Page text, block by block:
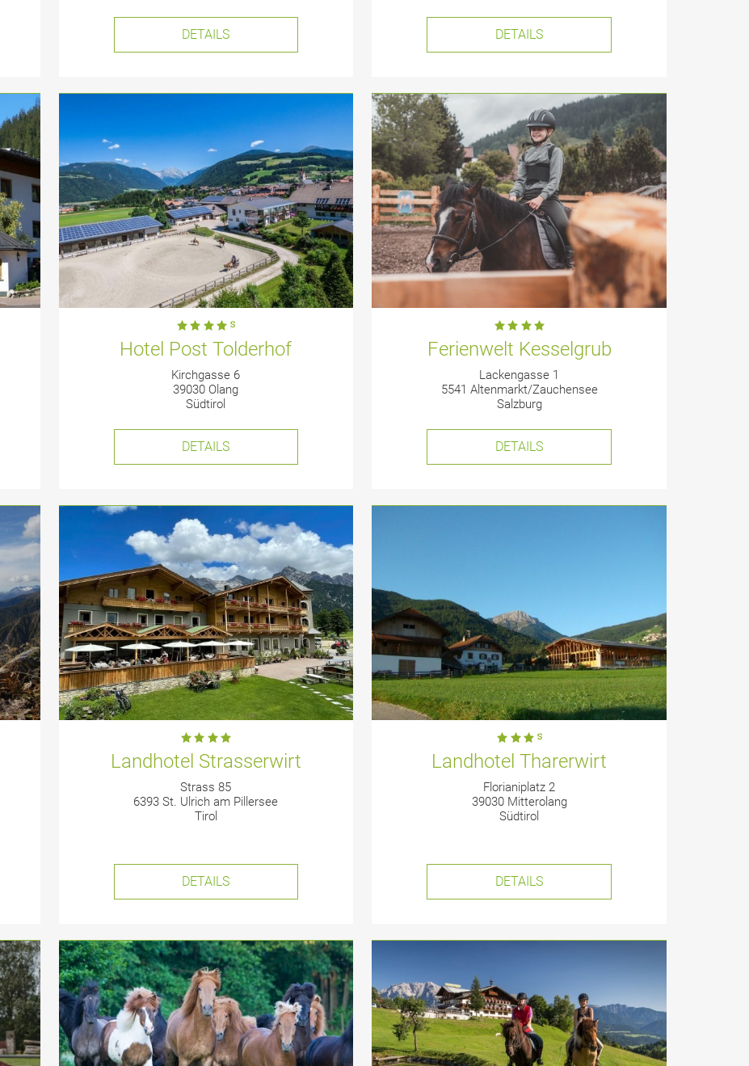
DETAILS DETAILS
Hotel Post Tolderhof
Kirchgasse 6
39030 Olang
Südtirol
DETAILS
Ferienwelt Kesselgrub
Lackengasse 1
5541 Altenmarkt/Zauchensee
Salzburg
DETAILS
Landhotel Strasserwirt
Strass 85
6393 St. Ulrich am Pillersee
Tirol
DETAILS
Landhotel Tharerwirt
Florianiplatz 2
39030 Mitterolang
Südtirol
DETAILS